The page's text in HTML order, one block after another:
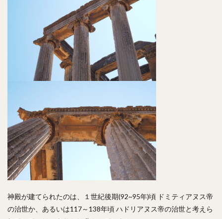
神殿が建てられたのは、１世紀後期(92~95年)頃 ドミティアヌス帝
の治世か、あるいは117～138年頃 ハドリアヌス帝の治世と考えら